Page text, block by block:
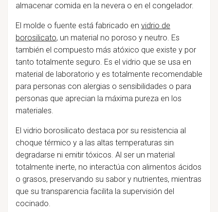
almacenar comida en la nevera o en el congelador.
El molde o fuente está fabricado en vidrio de
borosilicato, un material no poroso y neutro. Es
también el compuesto más atóxico que existe y por
tanto totalmente seguro. Es el vidrio que se usa en
material de laboratorio y es totalmente recomendable
para personas con alergias o sensibilidades o para
personas que aprecian la máxima pureza en los
materiales.
El vidrio borosilicato destaca por su resistencia al
choque térmico y a las altas temperaturas sin
degradarse ni emitir tóxicos. Al ser un material
totalmente inerte, no interactúa con alimentos ácidos
o grasos, preservando su sabor y nutrientes, mientras
que su transparencia facilita la supervisión del
cocinado.